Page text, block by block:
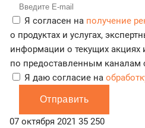
Я согласен на получение
о продуктах и услугах,
информации о текущих акциях
по предоставленным каналам
Я даю согласие на
Отправить
07 октября 2021 35 250